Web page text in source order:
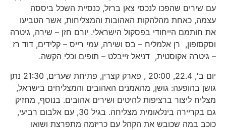
עם שירים שהפכו לנכסי צאן ברזל, כנסיית השכל ביססה
עצמה, כאחת מהלהקות האהובות והמצליחות, אשר הטביעו
את חותמם הייחודי בפסקול הישראלי. יורם חזן – שירה, גיטרה
וסקסופון, רן אלמליח – בס ושירה, עמי רייס – קלידים, דוד רז
– גיטרה אקוסטית, דניאל זייבלט – תופים וכלי הקשה.
יום ב', 22.4, 20:00 , פארק קצרין, פתיחת שערים, 21:30 נתן
גושן בהופעה: גושן, מהאמנים האהובים והמצליחים בישראל,
מצליח ליצור ברציפות להיטים ושירים אהובים. בנוסף, מחזיק
גם בקריירה בינלאומית מצליחה. בגיל 30, עם אלבום רביעי,
כוכב במה שכובש את הקהל עם כריזמה מתפרצת ושואו